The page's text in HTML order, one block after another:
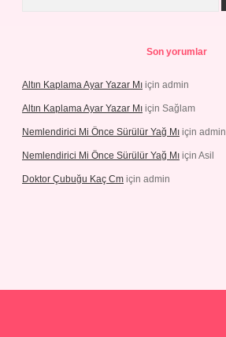
Son yorumlar
Altın Kaplama Ayar Yazar Mı için admin
Altın Kaplama Ayar Yazar Mı için Sağlam
Nemlendirici Mi Önce Sürülür Yağ Mı için admin
Nemlendirici Mi Önce Sürülür Yağ Mı için Asil
Doktor Çubuğu Kaç Cm için admin